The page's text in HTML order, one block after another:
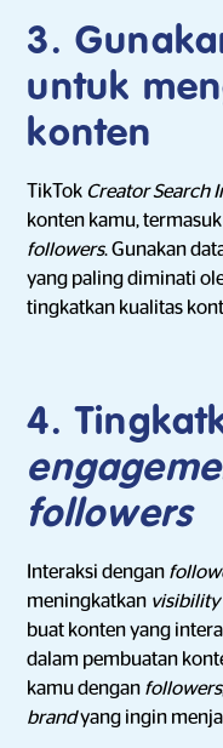
3.
untuk
konten
TikTok Creator Search
konten kamu, termasuk
followers. Gunakan
yang paling diminati
tingkatkan kualitas
4.
followers
Interaksi dengan
meningkatkan visibility
buat konten yang
dalam pembuatan
kamu dengan followers
brandyang ingin